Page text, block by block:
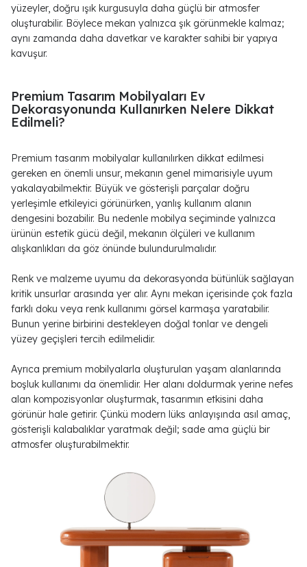
yüzeyler, doğru ışık kurgusuyla daha güçlü bir atmosfer
oluşturabilir. Böylece mekan yalnızca şık görünmekle kalmaz;
aynı zamanda daha davetkar ve karakter sahibi bir yapıya
kavuşur.
Premium Tasarım Mobilyaları Ev
Dekorasyonunda Kullanırken Nelere Dikkat
Edilmeli?
Premium tasarım mobilyalar kullanılırken dikkat edilmesi
gereken en önemli unsur, mekanın genel mimarisiyle uyum
yakalayabilmektir. Büyük ve gösterişli parçalar doğru
yerleşimle etkileyici görünürken, yanlış kullanım alanın
dengesini bozabilir. Bu nedenle mobilya seçiminde yalnızca
ürünün estetik gücü değil, mekanın ölçüleri ve kullanım
alışkanlıkları da göz önünde bulundurulmalıdır.
Renk ve malzeme uyumu da dekorasyonda bütünlük sağlayan
kritik unsurlar arasında yer alır. Aynı mekan içerisinde çok fazla
farklı doku veya renk kullanımı görsel karmaşa yaratabilir.
Bunun yerine birbirini destekleyen doğal tonlar ve dengeli
yüzey geçişleri tercih edilmelidir.
Ayrıca premium mobilyalarla oluşturulan yaşam alanlarında
boşluk kullanımı da önemlidir. Her alanı doldurmak yerine nefes
alan kompozisyonlar oluşturmak, tasarımın etkisini daha
görünür hale getirir. Çünkü modern lüks anlayışında asıl amaç,
gösterişli kalabalıklar yaratmak değil; sade ama güçlü bir
atmosfer oluşturabilmektir.